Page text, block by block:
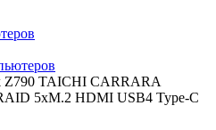
Z790 TAICHI CARRARA
5xM.2 HDMI USB4 Type-C